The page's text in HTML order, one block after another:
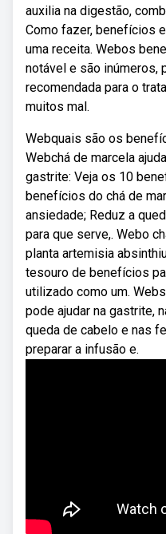
auxilia na digestão,
Como fazer, benefícios
uma receita. Webos
notável e são inúmeros,
recomendada para o
muitos mal.
Webquais são os
Webchá de marcela
gastrite: Veja os 10
benefícios do chá de
ansiedade; Reduz a
para que serve,. Webo
planta artemisia
tesouro de benefícios
utilizado como um.
pode ajudar na gastrite,
queda de cabelo e nas
preparar a infusão e.